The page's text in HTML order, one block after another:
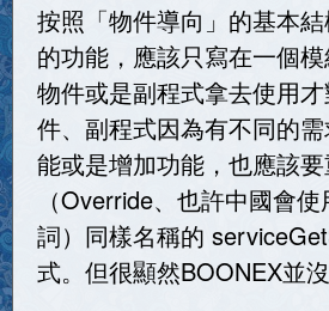
按照「物件導向」的基本
的功能，應該只寫在一個
物件或是副程式拿去使用
件、副程式因為有不同的
能或是增加功能，也應該
（Override、也許中國會
詞）同樣名稱的
式。但很顯然BOONEX並